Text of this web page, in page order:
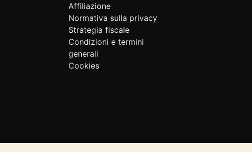
Affiliazione
Normativa sulla privacy
Strategia fiscale
Condizioni e termini
generali
Cookies